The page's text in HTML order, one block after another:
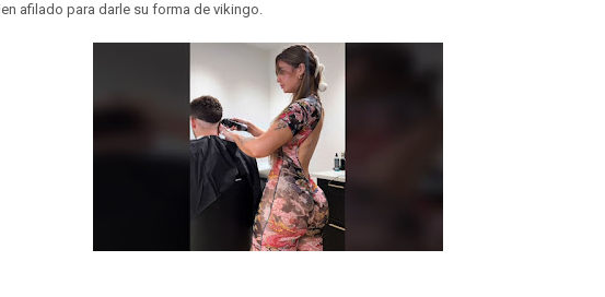
afilado para darle su forma de vikingo.